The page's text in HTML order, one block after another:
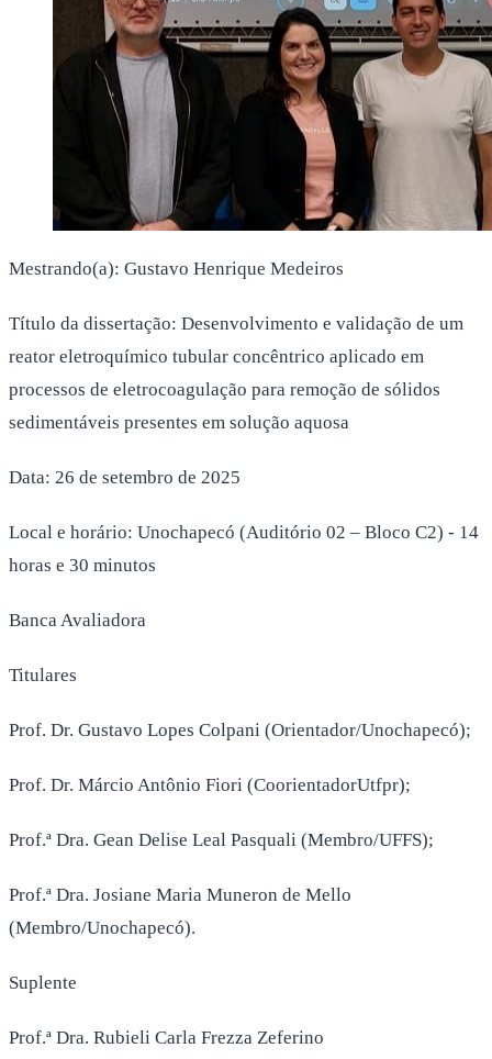
Mestrando(a): Gustavo Henrique Medeiros
Título da dissertação: Desenvolvimento e validação de um
reator eletroquímico tubular concêntrico aplicado em
processos de eletrocoagulação para remoção de sólidos
sedimentáveis presentes em solução aquosa
Data: 26 de setembro de 2025
Local e horário: Unochapecó (Auditório 02 – Bloco C2) - 14
horas e 30 minutos
Banca Avaliadora
Titulares
Prof. Dr. Gustavo Lopes Colpani (Orientador/Unochapecó);
Prof. Dr. Márcio Antônio Fiori (CoorientadorUtfpr);
Prof.ª Dra. Gean Delise Leal Pasquali (Membro/UFFS);
Prof.ª Dra. Josiane Maria Muneron de Mello
(Membro/Unochapecó).
Suplente
Prof.ª Dra. Rubieli Carla Frezza Zeferino